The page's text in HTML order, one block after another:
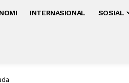
INTERNASIONAL SOSIAL